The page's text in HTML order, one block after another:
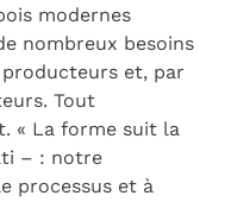
modernes
nombreux besoins
et, par
Tout
« La forme suit la
– : notre
processus et à